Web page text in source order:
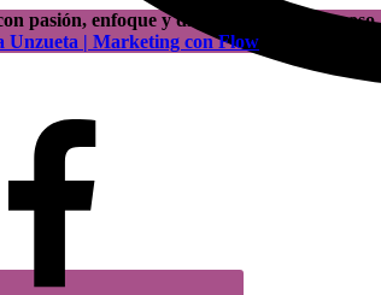
pasión, enfoque y dinamismo en cada paso.
Unzueta | Marketing con Flow